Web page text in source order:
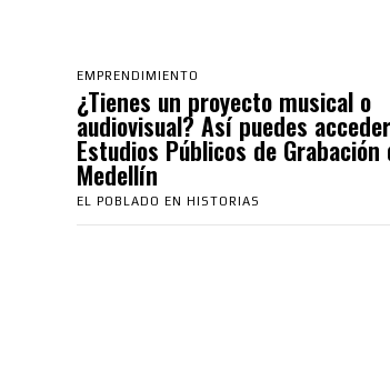
EMPRENDIMIENTO
¿Tienes un proyecto musical o
audiovisual? Así puedes
Estudios Públicos de Grabación
Medellín
EL POBLADO EN HISTORIAS